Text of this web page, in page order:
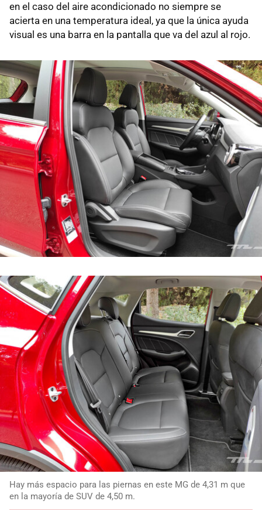
en el caso del aire acondicionado no siempre se
acierta en una temperatura ideal, ya que la única ayuda
visual es una barra en la pantalla que va del azul al rojo.
Hay más espacio para las piernas en este MG de 4,31 m que
en la mayoría de SUV de 4,50 m.